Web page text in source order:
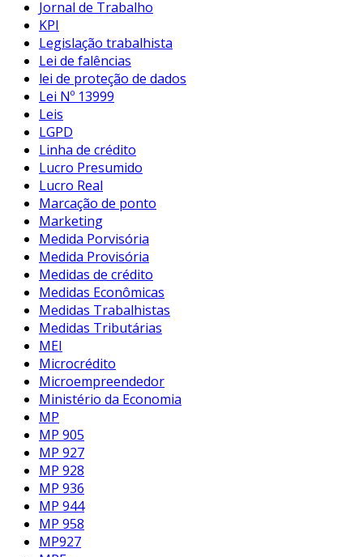
Jornal de Trabalho
KPI
Legislação trabalhista
Lei de falências
lei de proteção de dados
Lei Nº 13999
Leis
LGPD
Linha de crédito
Lucro Presumido
Lucro Real
Marcação de ponto
Marketing
Medida Porvisória
Medida Provisória
Medidas de crédito
Medidas Econômicas
Medidas Trabalhistas
Medidas Tributárias
MEI
Microcrédito
Microempreendedor
Ministério da Economia
MP
MP 905
MP 927
MP 928
MP 936
MP 944
MP 958
MP927